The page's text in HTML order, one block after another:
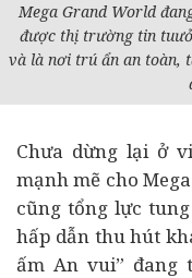
Mega Grand World
được thị trường tin
và là nơi trú ẩn an toàn,
Chưa dừng lại ở
mạnh mẽ cho
cũng tổng lực
hấp dẫn thu hút
ấm An vui” đang